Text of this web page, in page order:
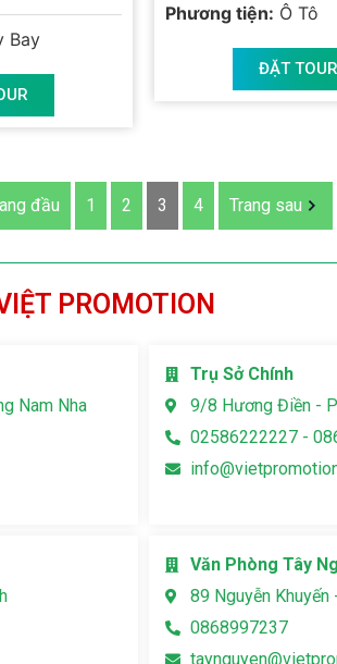
Bay
Phương tiện: Ô Tô
ĐẶT TOUR
đầu 1 2 3 4 Trang sau
PROMOTION
Nam Nha
Trụ Sở Chính
9/8 Hương Điền -
02586222227 -
Văn Phòng Tây
89 Nguyễn
0868997237